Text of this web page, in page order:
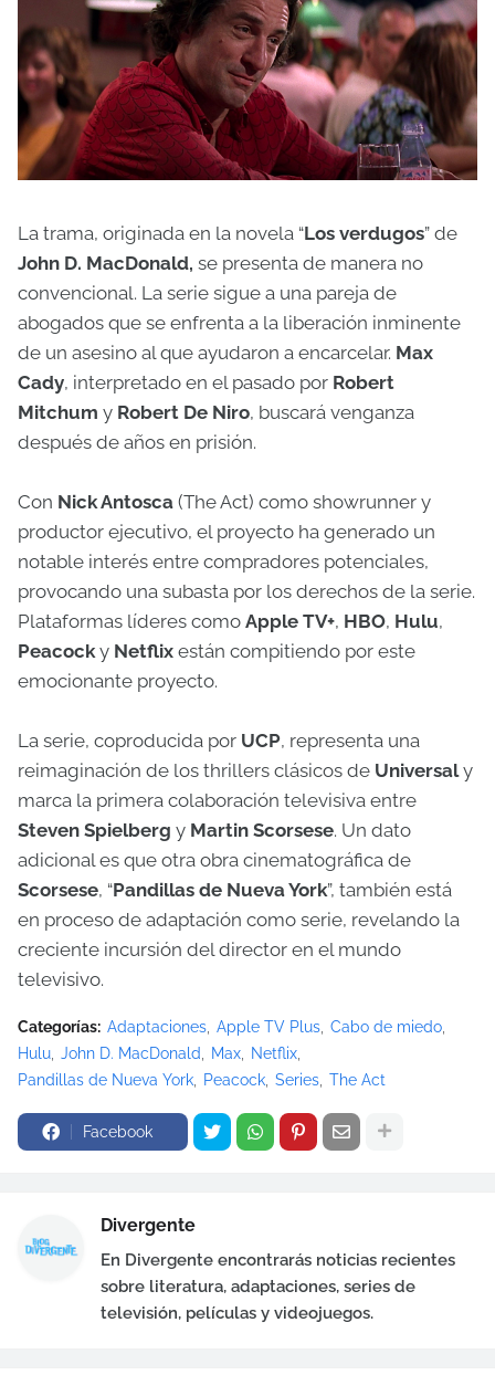
La trama, originada en la novela “Los verdugos” de
John D. MacDonald, se presenta de manera no
convencional. La serie sigue a una pareja de
abogados que se enfrenta a la liberación inminente
de un asesino al que ayudaron a encarcelar. Max
Cady, interpretado en el pasado por Robert
Mitchum y Robert De Niro, buscará venganza
después de años en prisión.
Con Nick Antosca (The Act) como showrunner y
productor ejecutivo, el proyecto ha generado un
notable interés entre compradores potenciales,
provocando una subasta por los derechos de la serie.
Plataformas líderes como Apple TV+, HBO, Hulu,
Peacock y Netflix están compitiendo por este
emocionante proyecto.
La serie, coproducida por UCP, representa una
reimaginación de los thrillers clásicos de Universaly
marca la primera colaboración televisiva entre
Steven Spielberg y Martin Scorsese. Un dato
adicional es que otra obra cinematográfica de
Scorsese, “Pandillas de Nueva York”, también está
en proceso de adaptación como serie, revelando la
creciente incursión del director en el mundo
televisivo.
Categorías: Adaptaciones Apple TV Plus Cabo de miedo
Hulu John D. MacDonald Max
Netflix
Pandillas de Nueva York
Peacock Series The Act
Facebook
Divergente
En Divergente encontrarás noticias recientes
sobre literatura, adaptaciones, series de
televisión, películas y videojuegos.